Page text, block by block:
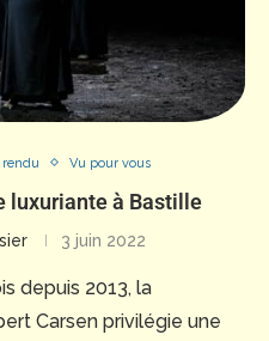
Vu pour vous
luxuriante à Bastille
3 juin 2022
depuis 2013, la
Carsen privilégie une